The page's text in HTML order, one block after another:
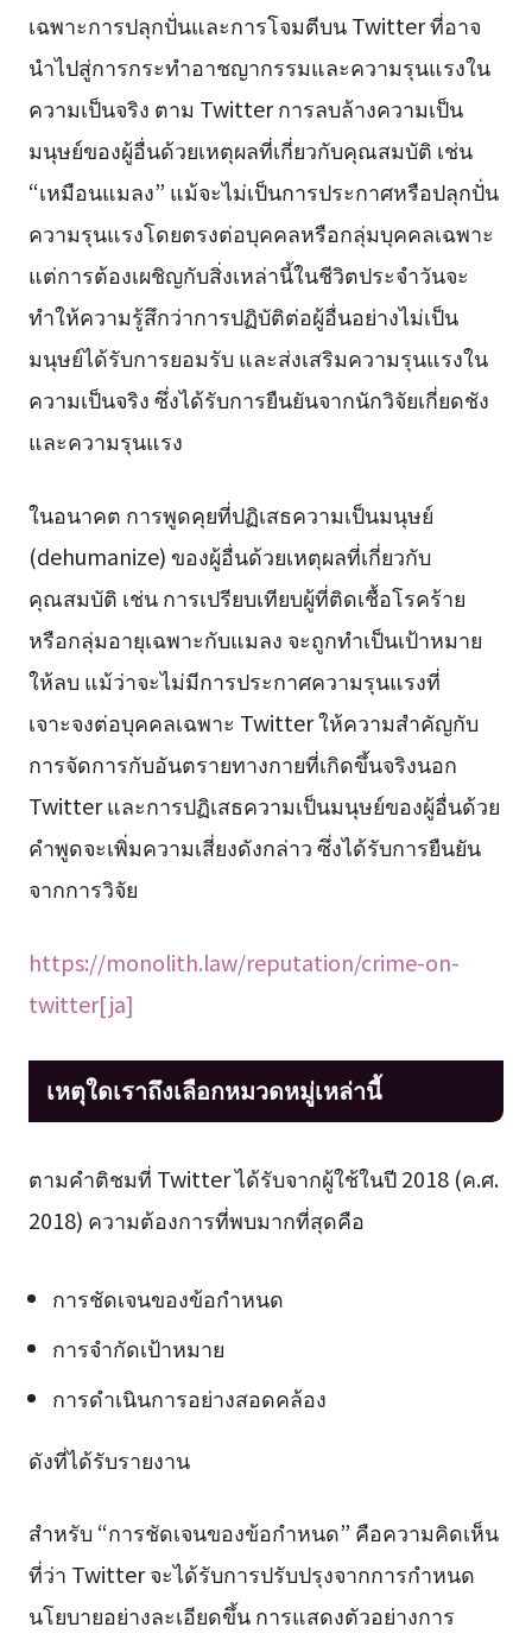
เฉพาะการปลุกปั่นและการโจมตีบน Twitter ที่อาจ
นำไปสู่การกระทำอาชญากรรมและความรุนแรงใน
ความเป็นจริง ตาม Twitter การลบล้างความเป็น
มนุษย์ของผู้อื่นด้วยเหตุผลที่เกี่ยวกับคุณสมบัติ เช่น
“เหมือนแมลง” แม้จะไม่เป็นการประกาศหรือปลุกปั่น
ความรุนแรงโดยตรงต่อบุคคลหรือกลุ่มบุคคลเฉพาะ
แต่การต้องเผชิญกับสิ่งเหล่านี้ในชีวิตประจำวันจะ
ทำให้ความรู้สึกว่าการปฏิบัติต่อผู้อื่นอย่างไม่เป็น
มนุษย์ได้รับการยอมรับ และส่งเสริมความรุนแรงใน
ความเป็นจริง ซึ่งได้รับการยืนยันจากนักวิจัยเกี่ยดชัง
และความรุนแรง
ในอนาคต การพูดคุยที่ปฏิเสธความเป็นมนุษย์
(dehumanize) ของผู้อื่นด้วยเหตุผลที่เกี่ยวกับ
คุณสมบัติ เช่น การเปรียบเทียบผู้ที่ติดเชื้อโรคร้าย
หรือกลุ่มอายุเฉพาะกับแมลง จะถูกทำเป็นเป้าหมาย
ให้ลบ แม้ว่าจะไม่มีการประกาศความรุนแรงที่
เจาะจงต่อบุคคลเฉพาะ Twitter ให้ความสำคัญกับ
การจัดการกับอันตรายทางกายที่เกิดขึ้นจริงนอก
Twitter และการปฏิเสธความเป็นมนุษย์ของผู้อื่นด้วย
คำพูดจะเพิ่มความเสี่ยงดังกล่าว ซึ่งได้รับการยืนยัน
จากการวิจัย
https://monolith.law/reputation/crime-on-
twitter[ja]
เหตุใดเราถึงเลือกหมวดหมู่เหล่านี้
ตามคำติชมที่ Twitter ได้รับจากผู้ใช้ในปี 2018 (ค.ศ.
2018) ความต้องการที่พบมากที่สุดคือ
การชัดเจนของข้อกำหนด
การจำกัดเป้าหมาย
การดำเนินการอย่างสอดคล้อง
ดังที่ได้รับรายงาน
สำหรับ “การชัดเจนของข้อกำหนด” คือความคิดเห็น
ที่ว่า Twitter จะได้รับการปรับปรุงจากการกำหนด
นโยบายอย่างละเอียดขึ้น การแสดงตัวอย่างการ